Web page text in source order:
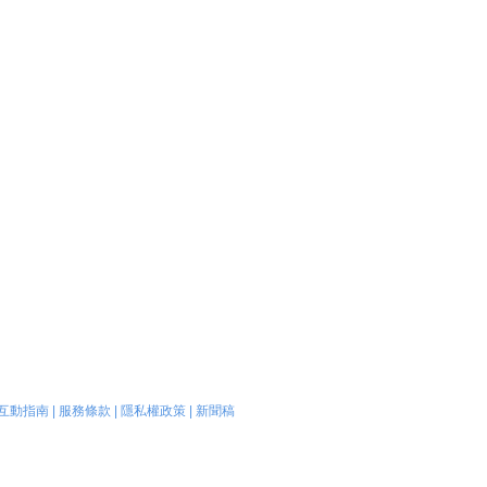
動指南| 服務條款 隱私權政策| 新聞稿